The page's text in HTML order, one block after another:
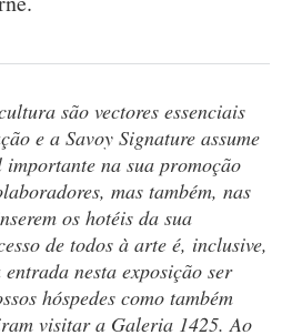
são vectores essenciais
e a Savoy Signature assume
importante na sua promoção
mas também, nas
os hotéis da sua
de todos à arte é, inclusive,
nesta exposição ser
hóspedes como também
visitar a Galeria 1425. Ao